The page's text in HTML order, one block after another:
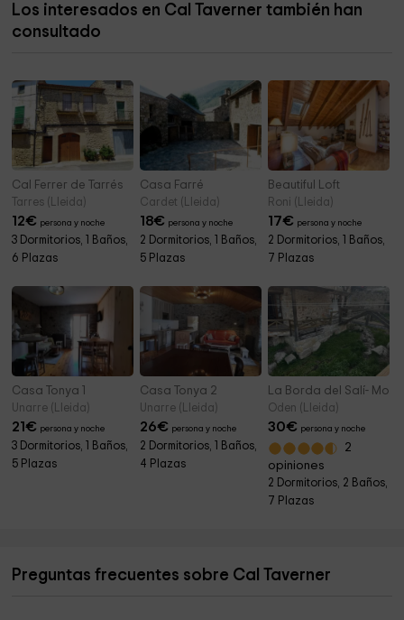
Iglesia de Sant Pere 6,5 km
Los interesados en Cal Taverner también han
consultado
Cal Ferrer de Tarrés
Tarres (Lleida)
12€ persona y noche
3 Dormitorios, 1 Baños,
6 Plazas
Casa Farré
Cardet (Lleida)
18€ persona y noche
2 Dormitorios, 1 Baños,
5 Plazas
Beautiful Loft
Roni (Lleida)
17€ persona y noche
2 Dormitorios, 1 Baños,
7 Plazas
Casa Tonya 1
Unarre (Lleida)
21€ persona y noche
3 Dormitorios, 1 Baños,
5 Plazas
Casa Tonya 2
Unarre (Lleida)
26€ persona y noche
2 Dormitorios, 1 Baños,
4 Plazas
La Borda del Salí- Molí
Oden (Lleida)
30€ persona y noche
2
opiniones
2 Dormitorios, 2 Baños,
7 Plazas
Preguntas frecuentes sobre Cal Taverner